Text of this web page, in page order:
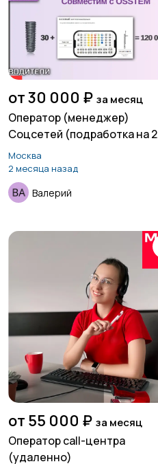
от 30 000 ₽ за месяц
Оператор (менеджер)
Соцсетей (подработка на 2
часа в день)
Москва
2 месяца назад
Валерий
от 55 000 ₽ за месяц
Оператор call-центра
(удаленно)